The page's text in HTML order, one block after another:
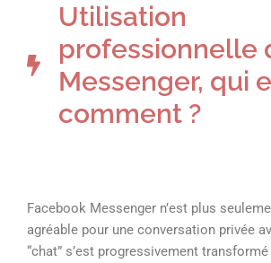
Utilisation
professionnelle
Messenger, qui
comment ?
Facebook Messenger n’est plus
agréable pour une conversation privée
“chat” s’est progressivement